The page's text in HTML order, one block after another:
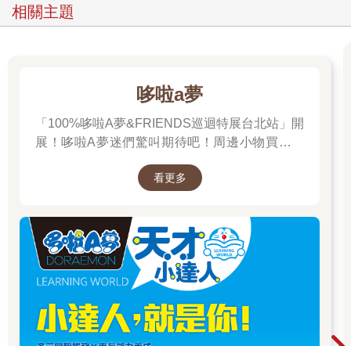
相關主題
哆啦a夢
「100%哆啦A夢&FRIENDS巡迴特展台北站」開
展！哆啦A夢迷們驚叫期待吧！周邊小物買起來
看更多